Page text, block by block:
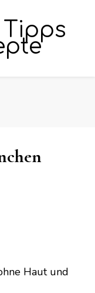
Haut und